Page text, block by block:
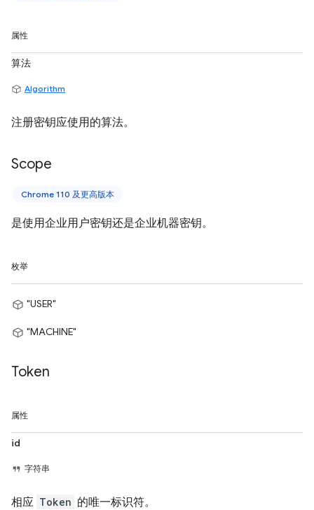
属性
算法
Algorithm
注册密钥应使用的算法。
Scope
Chrome 110 及更高版本
是使用企业用户密钥还是企业机器密钥。
枚举
"USER"
"MACHINE"
Token
属性
id
字符串
相应 Token 的唯一标识符。